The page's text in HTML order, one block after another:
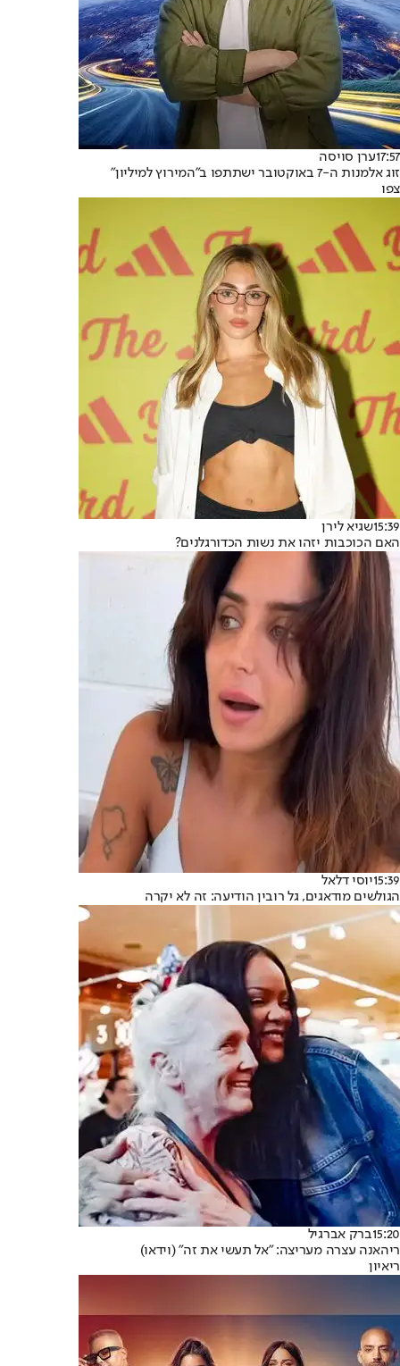
17:57ערן סויסה
זוג אלמנות ה-7 באוקטובר ישתתפו ב"המירוץ למיליון"
צפו
15:39שגיא לירן
האם הכוכבות יזהו את נשות הכדורגלנים?
15:39יוסי דלאל
הגולשים מודאגים, גל רובין הודיעה: זה לא יקרה
15:20ברק אברגיל
ריהאנה עצרה מעריצה: "אל תעשי את זה" (וידאו)
ריאיון